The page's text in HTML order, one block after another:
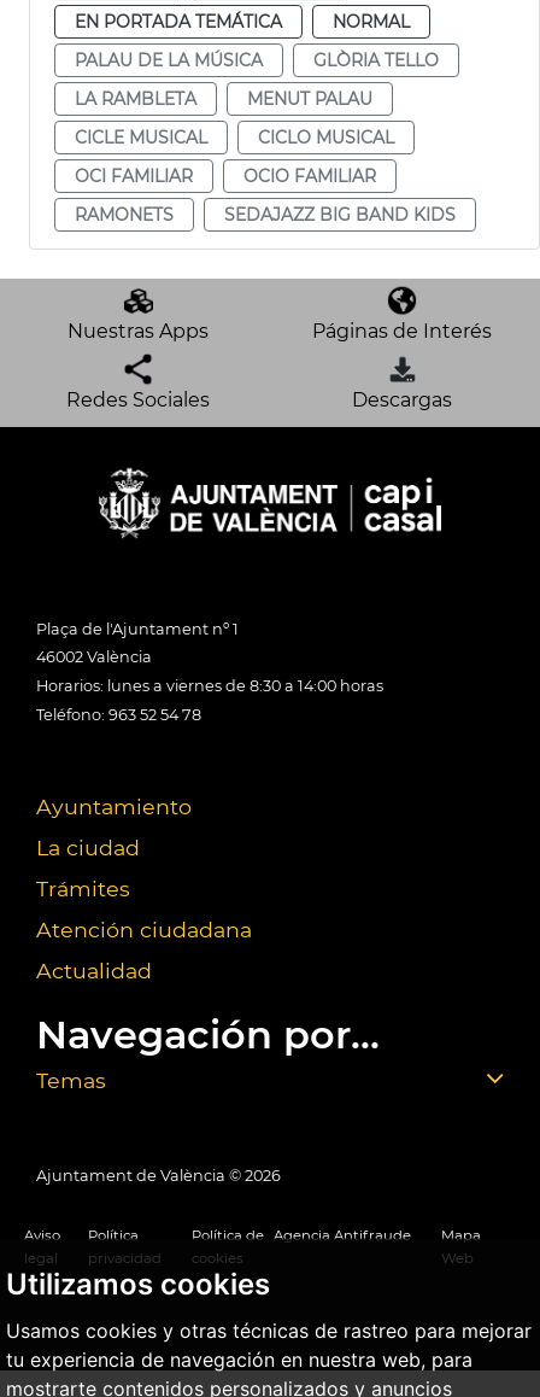
Utilizamos cookies
Usamos cookies y otras técnicas de rastreo para mejorar
tu experiencia de navegación en nuestra web, para
mostrarte contenidos personalizados y anuncios
EN PORTADA TEMÁTICA
NORMAL
PALAU DE LA MÚSICA
GLÒRIA TELLO
LA RAMBLETA
MENUT PALAU
CICLE MUSICAL
CICLO MUSICAL
OCI FAMILIAR
OCIO FAMILIAR
RAMONETS
SEDAJAZZ BIG BAND KIDS
Nuestras Apps Páginas de Interés
Redes Sociales Descargas
Plaça de l'Ajuntament nº 1
46002 València
Horarios: lunes a viernes de 8:30 a 14:00 horas
Teléfono: 963 52 54 78
Ayuntamiento
La ciudad
Trámites
Atención ciudadana
Actualidad
Navegación por...
Temas
Ajuntament de València © 2026
Aviso
legal
Política
privacidad
Política de
cookies
Agencia Antifraude
Mapa
Web